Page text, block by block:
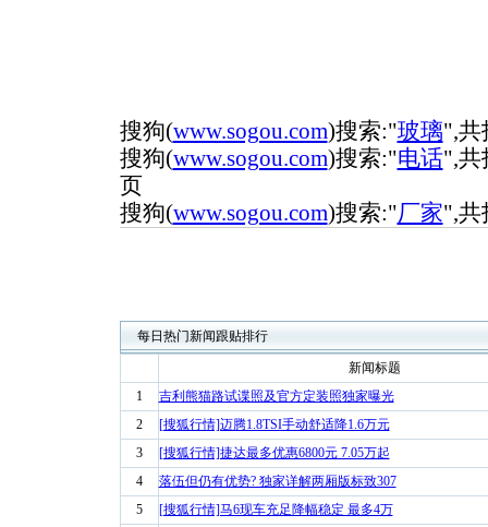
搜狗(www.sogou.com)搜索:"玻璃",共
搜狗(www.sogou.com)搜索:"电话",共
页
搜狗(www.sogou.com)搜索:"厂家",共
每日热门新闻跟贴排行
新闻标题
1
吉利熊猫路试谍照及官方定装照独家曝光
2
[搜狐行情]迈腾1.8TSI手动舒适降1.6万元
3
[搜狐行情]捷达最多优惠6800元 7.05万起
4
落伍但仍有优势? 独家详解两厢版标致307
5
[搜狐行情]马6现车充足降幅稳定 最多4万